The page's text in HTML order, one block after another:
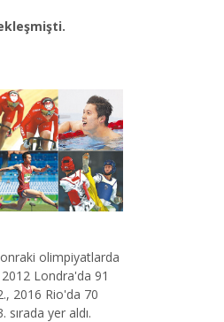
olimpiyatlarda
2012 Londra'da 91
2016 Rio'da 70
sırada yer aldı.